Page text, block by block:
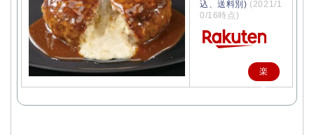
込、送料別) (2021/1
0/16時点)
楽
天